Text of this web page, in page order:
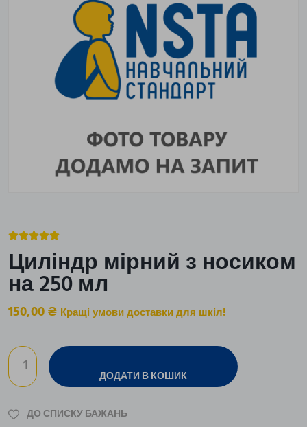

Циліндр мірний з носиком
на 250 мл
150,00₴ Кращі умови доставки для шкіл!
ДОДАТИ В КОШИК
ДО СПИСКУ БАЖАНЬ